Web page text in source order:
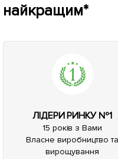
найкращим*
ЛІДЕРИ РИНКУ №1
15 років з Вами
Власне виробництво та
вирощування